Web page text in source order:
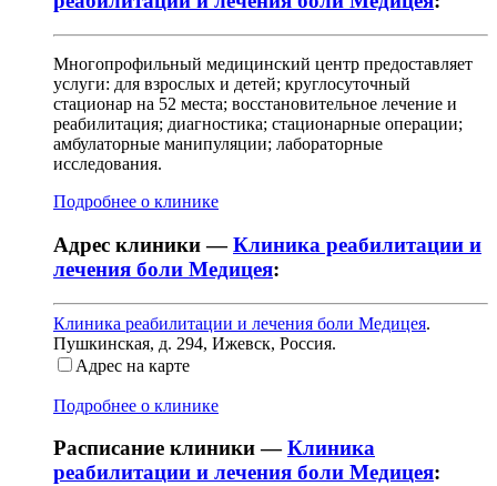
Многопрофильный медицинский центр предоставляет
услуги: для взрослых и детей; круглосуточный
стационар на 52 места; восстановительное лечение и
реабилитация; диагностика; стационарные операции;
амбулаторные манипуляции; лабораторные
исследования.
Подробнее о клинике
Адрес клиники —Клиника реабилитации и
лечения боли Медицея:
Клиника реабилитации и лечения боли Медицея.
Пушкинская, д. 294, Ижевск, Россия.
Адрес на карте
Подробнее о клинике
Расписание клиники —Клиника
реабилитации и лечения боли Медицея: